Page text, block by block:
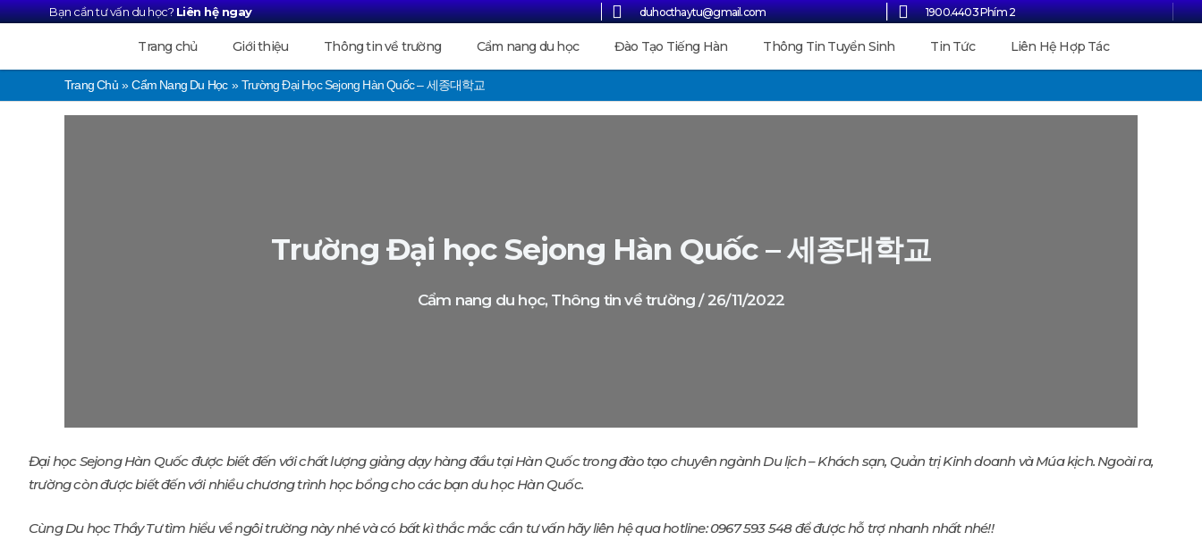
Nhảy
tới
Bạn cần tư vấn du học?Liên hệ ngay duhocthaytu@gmail.com 1900.4403 Phím 2
Trang chủ Giới thiệu Thông tin về trường Cẩm nang du học Đào Tạo Tiếng Hàn Thông Tin Tuyển Sinh Tin Tức Liên Hệ Hợp Tác
Trang Chủ Cẩm Nang Du Học Trường Đại Học Sejong Hàn Quốc – 세종대학교
Trường Đại học Sejong Hàn Quốc – 세종대학교
Cẩm nang du học, Thông tin về trường / 26/11/2022
Đại học Sejong Hàn Quốc được biết đến với chất lượng giảng dạy hàng đầu tại Hàn Quốc trong đào tạo chuyên ngành Du lịch – Khách sạn, Quản trị Kinh doanh và Múa kịch. Ngoài ra,
trường còn được biết đến với nhiều chương trình học bổng cho các bạn du học Hàn Quốc.
Cùng Du học Thầy Tư tìm hiểu về ngôi trường này nhé và có bất kì thắc mắc cần tư vấn hãy liên hệ qua hotline:0967 593 548 để được hỗ trợ nhanh nhất nhé!!